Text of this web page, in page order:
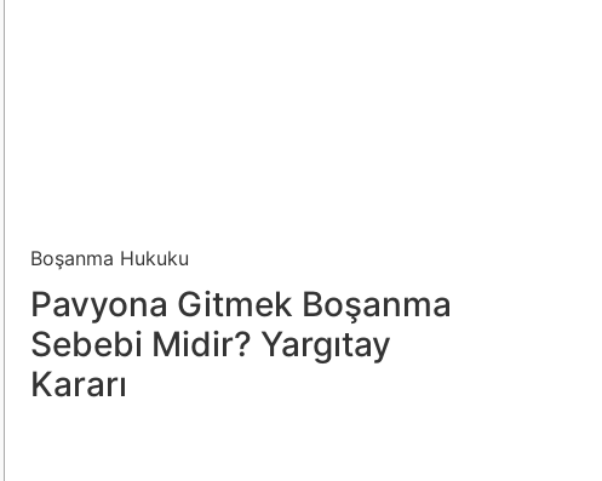
Boşanma Hukuku
Pavyona Gitmek Boşanma
Sebebi Midir? Yargıtay
Kararı